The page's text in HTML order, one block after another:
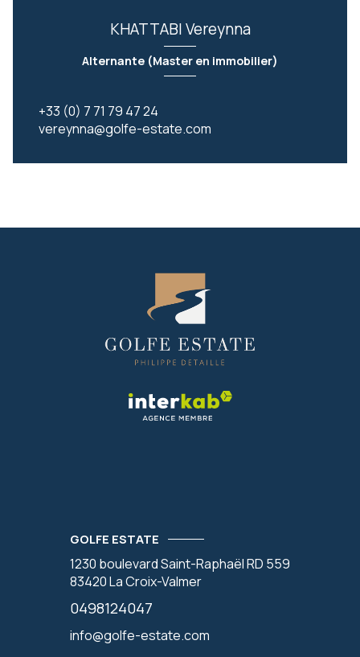
KHATTABI Vereynna
Alternante (Master en immobilier)
+33 (0) 7 71 79 47 24
vereynna@golfe-estate.com
GOLFE ESTATE
1230 boulevard Saint-Raphaël RD 559
83420La Croix-Valmer
0498124047
info@golfe-estate.com